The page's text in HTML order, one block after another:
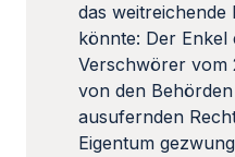
das weitreichende
könnte: Der Enkel
Verschwörer vom
von den
ausufernden
Eigentum